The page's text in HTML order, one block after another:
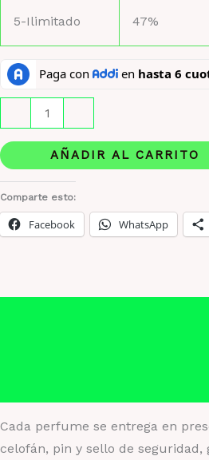
5-Ilimitado 47%
Estuche
De
Lujo
1.1
cantidad
AÑADIR AL CARRITO
Comparte esto:
Facebook WhatsApp
Cada perfume se entrega en
celofán, pin y sello de seguridad,